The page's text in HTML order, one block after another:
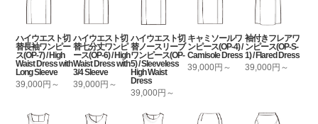
ハイウエスト切
替長袖ワンピー
ス(OP-7) / High
Waist Dress with
Long Sleeve
39,000円～
ハイウエスト切
替七分丈ワンピ
ース(OP-6) / High
Waist Dress with
3/4 Sleeve
39,000円～
ハイウエスト切
替ノースリーブ
ワンピース(OP-
5) / Sleeveless
High Waist
Dress
39,000円～
キャミソールワ
ンピース(OP-4) /
Camisole Dress
39,000円～
袖付きフレアワ
ンピース(OP-S-
1) / Flared Dress
39,000円～